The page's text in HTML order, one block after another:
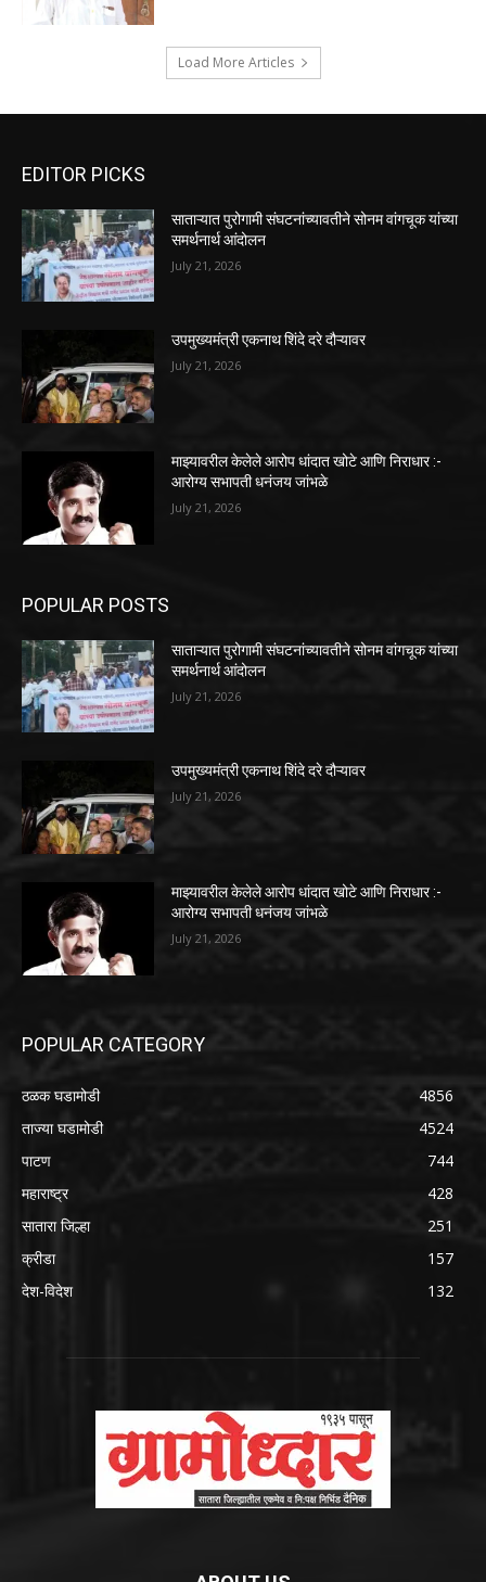
Load More Articles
EDITOR PICKS
साताऱ्यात पुरोगामी संघटनांच्यावतीने सोनम वांगचूक यांच्या
समर्थनार्थ आंदोलन
July 21, 2026
उपमुख्यमंत्री एकनाथ शिंदे दरे दौऱ्यावर
July 21, 2026
माझ्यावरील केलेले आरोप धांदात खोटे आणि निराधार :-
आरोग्य सभापती धनंजय जांभळे
July 21, 2026
POPULAR POSTS
साताऱ्यात पुरोगामी संघटनांच्यावतीने सोनम वांगचूक यांच्या
समर्थनार्थ आंदोलन
July 21, 2026
उपमुख्यमंत्री एकनाथ शिंदे दरे दौऱ्यावर
July 21, 2026
माझ्यावरील केलेले आरोप धांदात खोटे आणि निराधार :-
आरोग्य सभापती धनंजय जांभळे
July 21, 2026
POPULAR CATEGORY
ठळक घडामोडी
4856
ताज्या घडामोडी
4524
पाटण
744
महाराष्ट्र
428
सातारा जिल्हा
251
क्रीडा
157
देश-विदेश
132